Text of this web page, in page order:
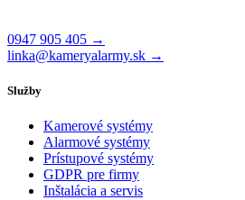
0947 905 405 →
linka@kameryalarmy.sk →
Služby
Kamerové systémy
Alarmové systémy
Prístupové systémy
GDPR pre firmy
Inštalácia a servis